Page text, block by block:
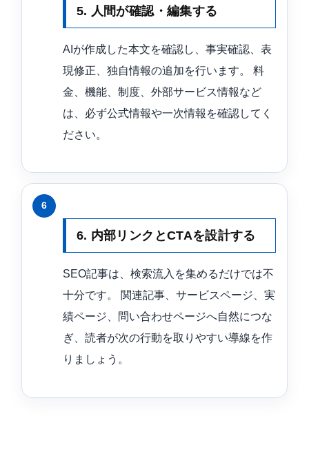
5. 人間が確認・編集する
AIが作成した本文を確認し、事実確認、表
現修正、独自情報の追加を行います。 料
金、機能、制度、外部サービス情報など
は、必ず公式情報や一次情報を確認してく
ださい。
6. 内部リンクとCTAを設計する
SEO記事は、検索流入を集めるだけでは不
十分です。 関連記事、サービスページ、実
績ページ、問い合わせページへ自然につな
ぎ、読者が次の行動を取りやすい導線を作
りましょう。